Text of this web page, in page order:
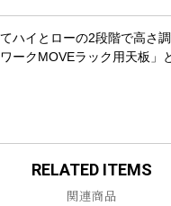
ハイとローの2段階で高さ調
ークMOVEラック用天板」
RELATED ITEMS
関連商品